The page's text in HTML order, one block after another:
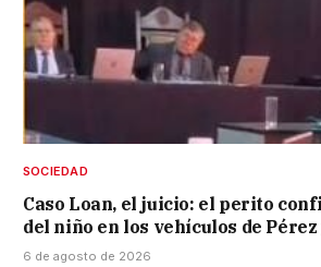
SOCIEDAD
Caso Loan, el juicio: el perito
del niño en los vehículos de
6 de agosto de 2026